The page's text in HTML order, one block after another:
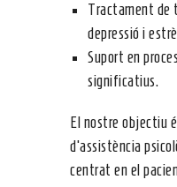
Tractament de
depressió i
Suport en
significatius.
El nostre objectiu
d’assistència
centrat en el